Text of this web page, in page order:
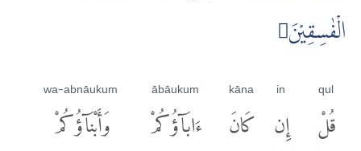
الْفٰسِقِيْنَ
qul
قُلْ
in
إِن
kāna
كَانَ
ābāukum
ءَابَآؤُكُمْ
wa-abnāukum
وَأَبْنَآؤُكُمْ